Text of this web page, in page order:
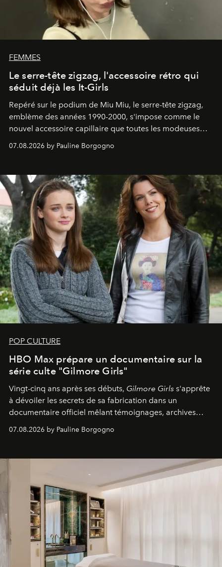
FEMMES
Le serre-tête zigzag, l'accessoire rétro qui
séduit déjà les It-Girls
Repéré sur le podium de Miu Miu, le serre-tête zigzag,
emblème des années 1990-2000, s'impose comme le
nouvel accessoire capillaire que toutes les modeuses
s'arrachent déjà.
07.08.2026 by Pauline Borgogno
POP CULTURE
HBO Max prépare un documentaire sur la
série culte "Gilmore Girls"
Vingt-cinq ans après ses débuts, Gilmore Girls s'apprête
à dévoiler les secrets de sa fabrication dans un
documentaire officiel mêlant témoignages, archives
inédites et plongée dans les coulisses d'un phénomène
générationnel.
07.08.2026 by Pauline Borgogno